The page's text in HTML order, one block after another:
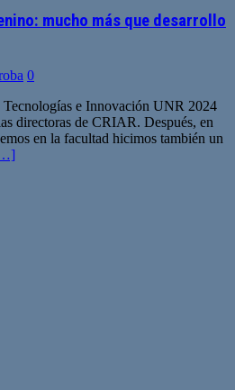
mucho más que desarrollo
0
Tecnologías e Innovación UNR 2024
directoras de CRIAR. Después, en
en la facultad hicimos también un